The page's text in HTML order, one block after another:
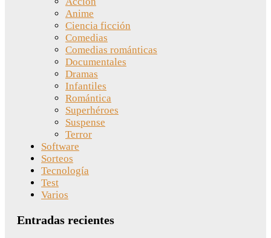
Anime
Ciencia ficción
Comedias
Comedias románticas
Documentales
Dramas
Infantiles
Romántica
Superhéroes
Suspense
Terror
Software
Sorteos
Tecnología
Test
Varios
Entradas recientes